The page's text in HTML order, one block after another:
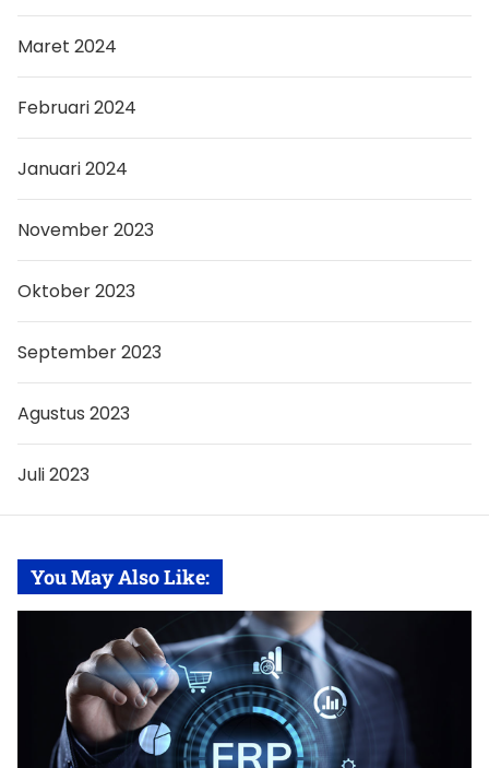
Maret 2024
Februari 2024
Januari 2024
November 2023
Oktober 2023
September 2023
Agustus 2023
Juli 2023
You May Also Like: